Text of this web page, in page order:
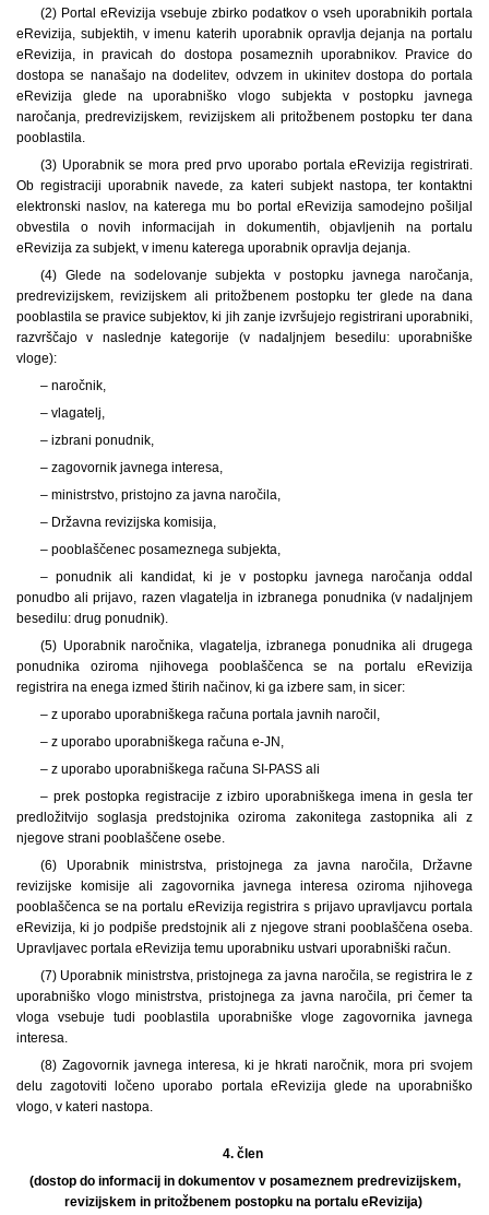
(2) Portal eRevizija vsebuje zbirko podatkov o vseh uporabnikih portala
eRevizija, subjektih, v imenu katerih uporabnik opravlja dejanja na portalu
eRevizija, in pravicah do dostopa posameznih uporabnikov. Pravice do
dostopa se nanašajo na dodelitev, odvzem in ukinitev dostopa do portala
eRevizija glede na uporabniško vlogo subjekta v postopku javnega
naročanja, predrevizijskem, revizijskem ali pritožbenem postopku ter dana
pooblastila.
(3) Uporabnik se mora pred prvo uporabo portala eRevizija registrirati.
Ob registraciji uporabnik navede, za kateri subjekt nastopa, ter kontaktni
elektronski naslov, na katerega mu bo portal eRevizija samodejno pošiljal
obvestila o novih informacijah in dokumentih, objavljenih na portalu
eRevizija za subjekt, v imenu katerega uporabnik opravlja dejanja.
(4) Glede na sodelovanje subjekta v postopku javnega naročanja,
predrevizijskem, revizijskem ali pritožbenem postopku ter glede na dana
pooblastila se pravice subjektov, ki jih zanje izvršujejo registrirani uporabniki,
razvrščajo v naslednje kategorije (v nadaljnjem besedilu: uporabniške
vloge):
– naročnik,
– vlagatelj,
– izbrani ponudnik,
– zagovornik javnega interesa,
– ministrstvo, pristojno za javna naročila,
– Državna revizijska komisija,
– pooblaščenec posameznega subjekta,
– ponudnik ali kandidat, ki je v postopku javnega naročanja oddal
ponudbo ali prijavo, razen vlagatelja in izbranega ponudnika (v nadaljnjem
besedilu: drug ponudnik).
(5) Uporabnik naročnika, vlagatelja, izbranega ponudnika ali drugega
ponudnika oziroma njihovega pooblaščenca se na portalu eRevizija
registrira na enega izmed štirih načinov, ki ga izbere sam, in sicer:
– z uporabo uporabniškega računa portala javnih naročil,
– z uporabo uporabniškega računa e-JN,
– z uporabo uporabniškega računa SI-PASS ali
– prek postopka registracije z izbiro uporabniškega imena in gesla ter
predložitvijo soglasja predstojnika oziroma zakonitega zastopnika ali z
njegove strani pooblaščene osebe.
(6) Uporabnik ministrstva, pristojnega za javna naročila, Državne
revizijske komisije ali zagovornika javnega interesa oziroma njihovega
pooblaščenca se na portalu eRevizija registrira s prijavo upravljavcu portala
eRevizija, ki jo podpiše predstojnik ali z njegove strani pooblaščena oseba.
Upravljavec portala eRevizija temu uporabniku ustvari uporabniški račun.
(7) Uporabnik ministrstva, pristojnega za javna naročila, se registrira le z
uporabniško vlogo ministrstva, pristojnega za javna naročila, pri čemer ta
vloga vsebuje tudi pooblastila uporabniške vloge zagovornika javnega
interesa.
(8) Zagovornik javnega interesa, ki je hkrati naročnik, mora pri svojem
delu zagotoviti ločeno uporabo portala eRevizija glede na uporabniško
vlogo, v kateri nastopa.
4. člen
(dostop do informacij in dokumentov v posameznem predrevizijskem,
revizijskem in pritožbenem postopku na portalu eRevizija)